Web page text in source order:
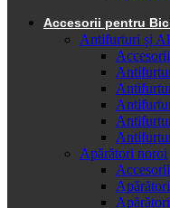
Accesorii pentru
Antifurturi și
Accesorii
Apărători noroi
Accesorii